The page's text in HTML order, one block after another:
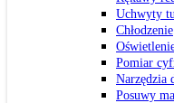
Uchwyty
Chłodzenie
Pomiar
Narzędzia
Posuwy